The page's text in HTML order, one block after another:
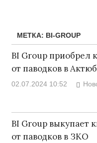
МЕТКА: BI-GROUP
BI Group приобрел
от паводков в
02.07.2024 10:52
BI Group выкупает
от паводков в ЗКО